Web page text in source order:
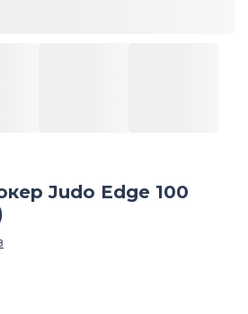
Judo Edge 100